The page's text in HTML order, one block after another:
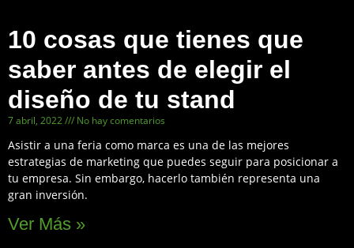
10 cosas que tienes que
saber antes de elegir el
diseño de tu stand
7 abril, 2022 No hay comentarios
Asistir a una feria como marca es una de las mejores
estrategias de marketing que puedes seguir para posicionar a
tu empresa. Sin embargo, hacerlo también representa una
gran inversión.
Ver Más »